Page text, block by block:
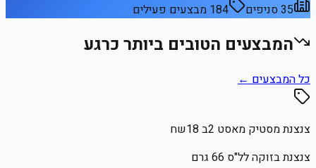
35סניפים 184 מבצעים פעילים
המבצעים הטובים ביותר כרגע
כל המבצעים ←
צנצנת מסטיק מאסט 2ב 18שח
צנצנת בזוקה לל"ס 66 גרם